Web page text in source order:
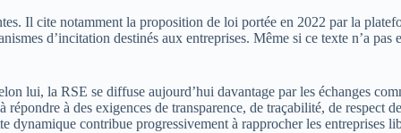
Il cite notamment la proposition de loi portée en 2022 par la
d’incitation destinés aux entreprises. Même si ce texte n’a
lui, la RSE se diffuse aujourd’hui davantage par les échanges
à des exigences de transparence, de traçabilité, de respect
dynamique contribue progressivement à rapprocher les entreprises